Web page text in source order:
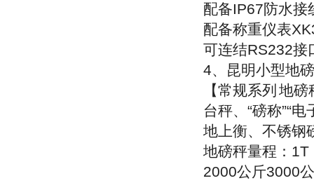
配备IP67防水接
配备称重仪表
可连结RS232接
4、昆明小型地
【常规系列 地磅
台秤、 “磅称”“电
地上衡、不锈钢
地磅秤量程： 1T
2000公斤3000